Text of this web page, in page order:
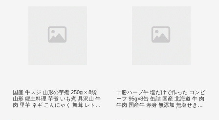
国産 牛スジ 山形の芋煮 250g × 8袋
山形 郷土料理 芋煮 いも煮 具沢山 牛
肉 里芋 ネギ こんにゃく 舞茸 レトル
十勝ハーブ牛 塩だけで作った コンビ
ーフ 95g×8缶 缶詰 国産 北海道 牛 肉
牛肉 国産牛 赤身 無添加 無塩せきコ